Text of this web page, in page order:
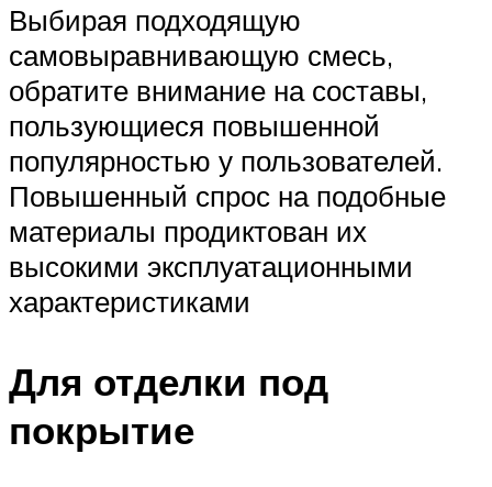
Выбирая подходящую
самовыравнивающую смесь,
обратите внимание на составы,
пользующиеся повышенной
популярностью у пользователей.
Повышенный спрос на подобные
материалы продиктован их
высокими эксплуатационными
характеристиками
Для отделки под
покрытие